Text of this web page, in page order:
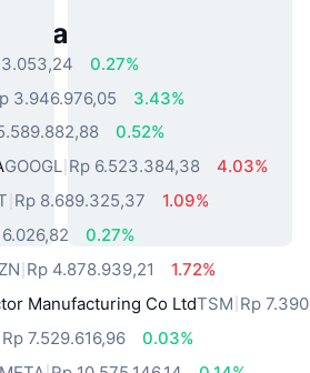
Populer
0.27%
3.946.976,05
3.43%
0.52%
GOOGL Rp 6.523.384,38
4.03%
Rp 8.689.325,37
1.09%
0.27%
Rp 4.878.939,21
1.72%
Manufacturing Co LtdTSM Rp
Rp 7.529.616,96
0.03%